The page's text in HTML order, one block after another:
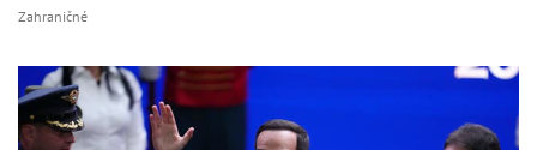
Zahraničné